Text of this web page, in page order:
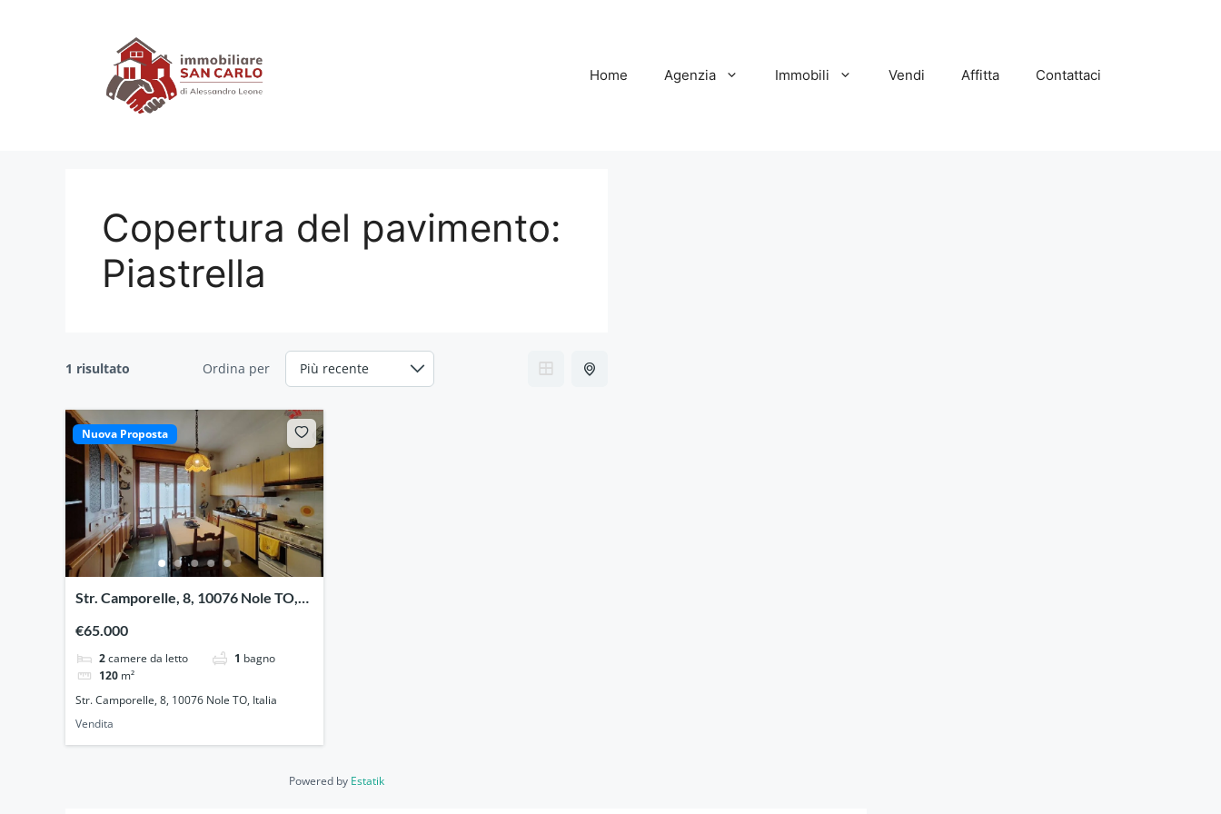
Home Agenzia Immobili Vendi Affitta Contattaci
Copertura del pavimento:
Piastrella
1 risultato Ordina per
Nuova Proposta
Str. Camporelle, 8, 10076 Nole TO,
€65.000
2camere da letto 1 bagno
120 m²
Str. Camporelle, 8, 10076 Nole TO, Italia
Vendita
Powered by Estatik